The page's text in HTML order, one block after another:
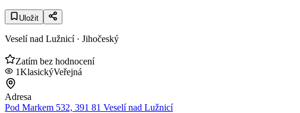
Uložit
Veselí nad Lužnicí· Jihočeský
Zatím bez hodnocení
1KlasickýVeřejná
Adresa
Pod Markem 532, 391 81 Veselí nad Lužnicí